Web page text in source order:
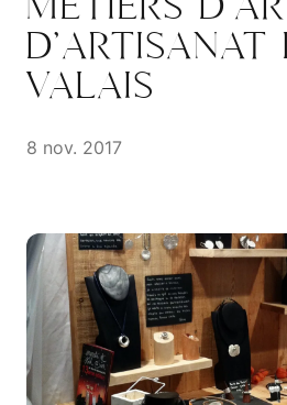
D’ARTISANAT
VALAIS
8 nov. 2017